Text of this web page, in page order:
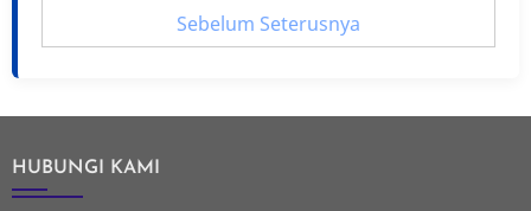
Sebelum Seterusnya
HUBUNGI KAMI